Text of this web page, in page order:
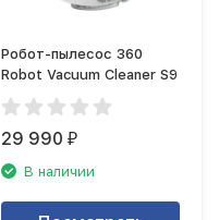
Робот-пылесос 360
Robot Vacuum Cleaner S9
29 990₽
В наличии